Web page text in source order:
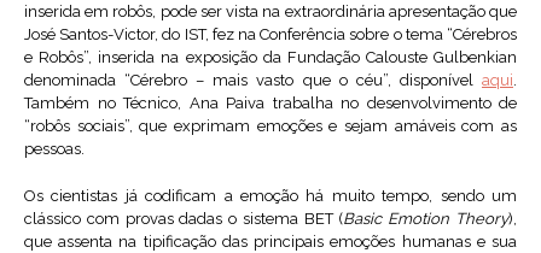
inserida em robôs, pode ser vista na extraordinária apresentação que
José Santos-Victor, do IST, fez na Conferência sobre o tema “Cérebros
e Robôs”, inserida na exposição da Fundação Calouste Gulbenkian
denominada “Cérebro – mais vasto que o céu”, disponível aqui.
Também no Técnico, Ana Paiva trabalha no desenvolvimento de
“robôs sociais”, que exprimam emoções e sejam amáveis com as
pessoas.
Os cientistas já codificam a emoção há muito tempo, sendo um
clássico com provas dadas o sistema BET (Basic Emotion Theory),
que assenta na tipificação das principais emoções humanas e sua